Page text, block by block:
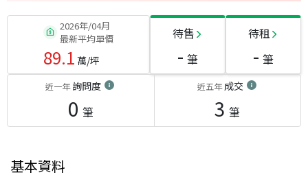
2026年/04月
最新平均單價
89.1 萬/坪
待售
- 筆
待租
- 筆
近一年詢問度
0 筆
近五年成交
3 筆
基本資料